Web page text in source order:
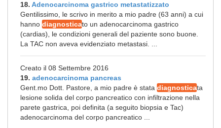
18. Adenocarcinoma gastrico metastatizzato
Gentilissimo, le scrivo in merito a mio padre (63 anni) a cui
hanno diagnosticato un adenocarcinoma gastrico
(cardias), le condizioni generali del paziente sono buone.
La TAC non aveva evidenziato metastasi. ...
Creato il 08 Settembre 2016
19. adenocarcinoma pancreas
Gent.mo Dott. Pastore, a mio padre è stata diagnosticata
lesione solida del corpo pancreatico con infiltrazione nella
parete gastrica, poi definita (a seguito biopsia e Tac)
adenocarcinoma del corpo pancreatico ...